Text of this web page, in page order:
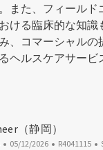
また、フィールド
ける臨床的な知識
、コマーシャルの
ヘルスケアサービ
Service Engineer
（静岡）
Posted Date
05/12/2026 Job Id
R4041115